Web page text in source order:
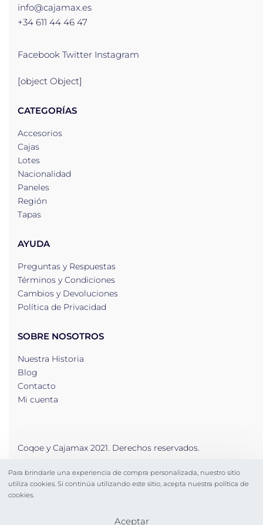
info@cajamax.es
+34 611 44 46 47
Facebook Twitter Instagram
[object Object]
CATEGORÍAS
Accesorios
Cajas
Lotes
Nacionalidad
Paneles
Región
Tapas
AYUDA
Preguntas y Respuestas
Términos y Condiciones
Cambios y Devoluciones
Política de Privacidad
SOBRE NOSOTROS
Nuestra Historia
Blog
Contacto
Mi cuenta
Coqoe y Cajamax 2021. Derechos reservados.
Secure payments
Para brindarle una experiencia de compra personalizada, nuestro sitio
utiliza cookies. Si continúa utilizando este sitio, acepta nuestra política de
cookies.
Aceptar